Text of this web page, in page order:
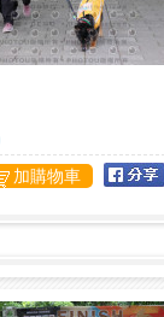
加購物車